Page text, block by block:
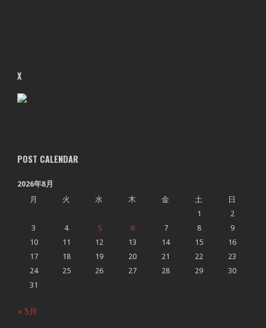
X
POST CALENDAR
2026年8月
月
火 水 木 金 土
日
1
2
3
4 5 6 7 8
9
10
11 12 13 14 15
16
17
18 19 20 21 22
23
24
25 26 27 28 29
30
31
« 5月